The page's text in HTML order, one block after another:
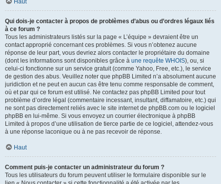
Haut
Qui dois-je contacter à propos de problèmes d’abus ou d’ordres légaux liés
à ce forum ?
Tous les administrateurs listés sur la page « L’équipe » devraient être un
contact approprié concernant ces problèmes. Si vous n’obtenez aucune
réponse de leur part, vous devriez alors contacter le propriétaire du domaine
(dont les informations sont disponibles grâce à une requête WHOIS), ou, si
celui-ci fonctionne sur un service gratuit (comme Yahoo, Free, etc.), le service
de gestion des abus. Veuillez noter que phpBB Limited n’a absolument aucune
juridiction et ne peut en aucun cas être tenu comme responsable de comment,
où et par qui ce forum est utilisé. Ne contactez pas phpBB Limited pour tout
problème d’ordre légal (commentaire incessant, insultant, diffamatoire, etc.) qui
ne sont pas directement reliés avec le site internet de phpBB.com ou le logiciel
phpBB en lui-même. Si vous envoyez un courrier électronique à phpBB
Limited à propos d’une utilisation de tierce partie de ce logiciel, attendez-vous
à une réponse laconique ou à ne pas recevoir de réponse.
Haut
Comment puis-je contacter un administrateur du forum ?
Tous les utilisateurs du forum peuvent utiliser le formulaire disponible sur le